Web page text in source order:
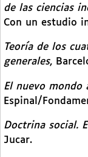
de las ciencias
Con un estudio
Teoría de los
generales,
El nuevo mondo
Espinal/
Doctrina social.
Jucar.